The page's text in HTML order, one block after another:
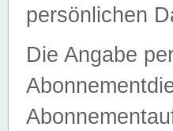
persönlichen
Die Angabe